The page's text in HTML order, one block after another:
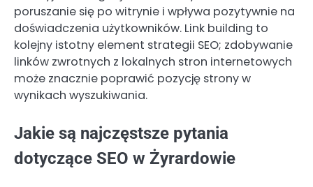
poruszanie się po witrynie i wpływa pozytywnie na
doświadczenia użytkowników. Link building to
kolejny istotny element strategii SEO; zdobywanie
linków zwrotnych z lokalnych stron internetowych
może znacznie poprawić pozycję strony w
wynikach wyszukiwania.
Jakie są najczęstsze pytania
dotyczące SEO w Żyrardowie